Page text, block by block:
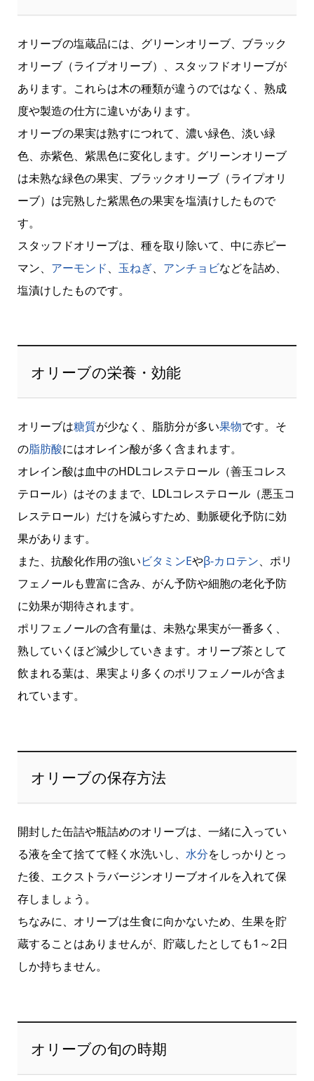
オリーブの塩蔵品には、グリーンオリーブ、ブラック
オリーブ（ライプオリーブ）、スタッフドオリーブが
あります。これらは木の種類が違うのではなく、熟成
度や製造の仕方に違いがあります。
オリーブの果実は熟すにつれて、濃い緑色、淡い緑
色、赤紫色、紫黒色に変化します。グリーンオリーブ
は未熟な緑色の果実、ブラックオリーブ（ライプオリ
ーブ）は完熟した紫黒色の果実を塩漬けしたもので
す。
スタッフドオリーブは、種を取り除いて、中に赤ピー
マン、 アーモンド、 玉ねぎ、 アンチョビなどを詰め、
塩漬けしたものです。
オリーブの栄養・効能
オリーブは糖質が少なく、脂肪分が多い果物です。そ
の脂肪酸にはオレイン酸が多く含まれます。
オレイン酸は血中のHDLコレステロール（善玉コレス
テロール）はそのままで、LDLコレステロール（悪玉コ
レステロール）だけを減らすため、動脈硬化予防に効
果があります。
また、抗酸化作用の強いビタミンEやβ-カロテン、ポリ
フェノールも豊富に含み、がん予防や細胞の老化予防
に効果が期待されます。
ポリフェノールの含有量は、未熟な果実が一番多く、
熟していくほど減少していきます。オリーブ茶として
飲まれる葉は、果実より多くのポリフェノールが含ま
れています。
オリーブの保存方法
開封した缶詰や瓶詰めのオリーブは、一緒に入ってい
る液を全て捨てて軽く水洗いし、 水分をしっかりとっ
た後、エクストラバージンオリーブオイルを入れて保
存しましょう。
ちなみに、オリーブは生食に向かないため、生果を貯
蔵することはありませんが、貯蔵したとしても1～2日
しか持ちません。
オリーブの旬の時期